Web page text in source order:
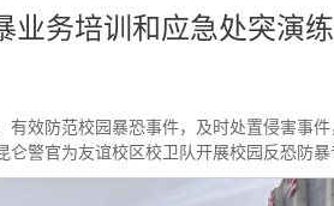
业务培训和应急处突演练
效防范校园暴恐事件，及时处置侵害事
警官为友谊校区校卫队开展校园反恐防暴